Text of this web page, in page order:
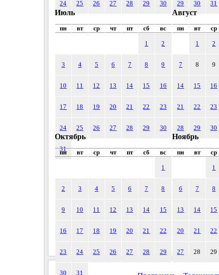
24 25 26 27 28 29 30 29 30 31
Июль
пн вт ср чт пт сб вс
1 2
3 4 5 6 7 8 9
10 11 12 13 14 15 16
17 18 19 20 21 22 23
24 25 26 27 28 29 30
31
Август
пн вт ср
1 2
7 8 9
14 15 16
21 22 23
28 29 30
Октябрь
пн вт ср чт пт сб вс
1
2 3 4 5 6 7 8
9 10 11 12 13 14 15
16 17 18 19 20 21 22
23 24 25 26 27 28 29
30 31
Ноябрь
пн вт ср
1
6 7 8
13 14 15
20 21 22
27 28 29